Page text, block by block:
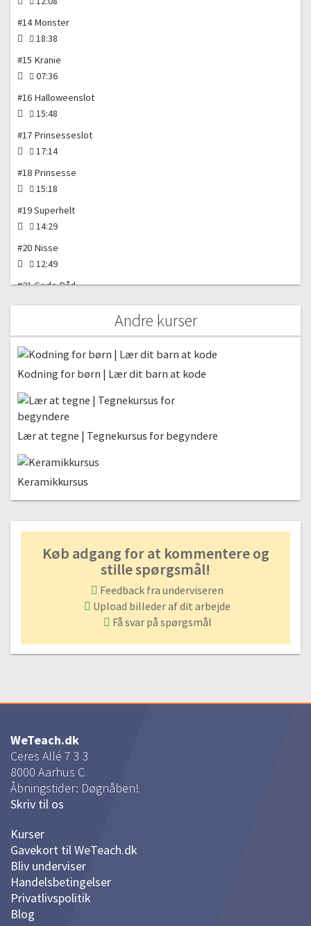
#14 Monster
18:38
#15 Kranie
07:36
#16 Halloweenslot
15:48
#17 Prinsesseslot
17:14
#18 Prinsesse
15:18
#19 Superhelt
14:29
#20 Nisse
12:49
#21 Gode Råd
Andre kurser
Kodning for børn | Lær dit barn at kode
Lær at tegne | Tegnekursus for begyndere
Keramikkursus
Køb adgang for at kommentere og
stille spørgsmål!
Feedback fra underviseren
Upload billeder af dit arbejde
Få svar på spørgsmål
WeTeach.dk
Ceres Allé 7 3 3
8000 Aarhus C
Åbningstider: Døgnåben!
Skriv til os
Kurser
Gavekort til WeTeach.dk
Bliv underviser
Handelsbetingelser
Privatlivspolitik
Blog